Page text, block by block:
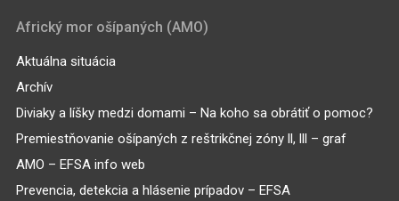
Africký mor ošípaných (AMO)
Aktuálna situácia
Archív
Diviaky a líšky medzi domami – Na koho sa obrátiť o pomoc?
Premiestňovanie ošípaných z reštrikčnej zóny ll, lll – graf
AMO – EFSA info web
Prevencia, detekcia a hlásenie prípadov – EFSA